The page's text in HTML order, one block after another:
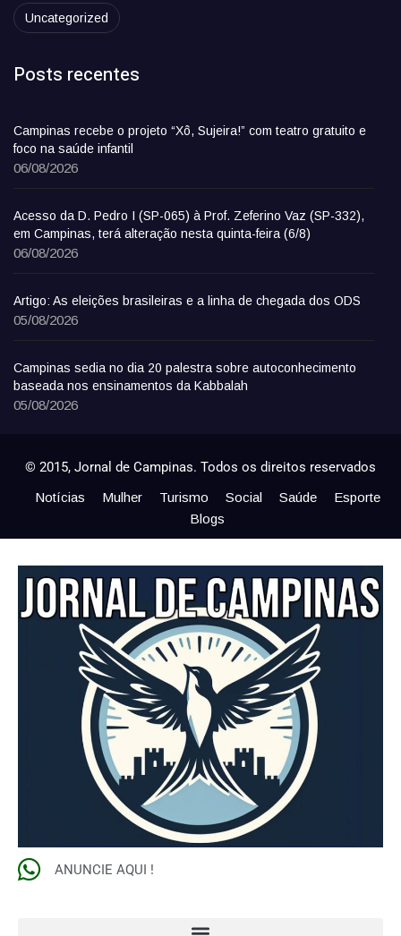
Uncategorized
Posts recentes
Campinas recebe o projeto “Xô, Sujeira!” com teatro gratuito e
foco na saúde infantil
06/08/2026
Acesso da D. Pedro I (SP-065) à Prof. Zeferino Vaz (SP-332),
em Campinas, terá alteração nesta quinta-feira (6/8)
06/08/2026
Artigo: As eleições brasileiras e a linha de chegada dos ODS
05/08/2026
Campinas sedia no dia 20 palestra sobre autoconhecimento
baseada nos ensinamentos da Kabbalah
05/08/2026
© 2015, Jornal de Campinas. Todos os direitos reservados
Notícias Mulher Turismo Social Saúde
Esporte
Blogs
ANUNCIE AQUI !